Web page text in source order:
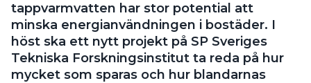
Lediga jobb
Annonsera
tappvarmvatten har stor potential att
minska energianvändningen i bostäder. I
höst ska ett nytt projekt på SP Sveriges
Tekniska Forskningsinstitut ta reda på hur
mycket som sparas och hur blandarnas